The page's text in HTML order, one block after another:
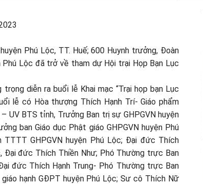
Phú Lộc, TT. Huế; 600 Huynh trưởng, Đoàn
Lộc đã trở về tham dự Hội trại Họp Bạn Lục
diễn ra buổi lễ Khai mạc “Trại họp bạn Lục
lễ có Hòa thượng Thích Hạnh Trí- Giáo phẩm
UV BTS tỉnh, Trưởng Ban trị sự GHPGVN huyện
ban Giáo dục Phật giáo GHPGVN huyện Phú
GHPGVN huyện Phú Lộc; Đại đức Thích
Đại đức Thích Thiền Như; Phó Thường trực Ban
đức Thích Hạnh Trung- Phó Thường trực Ban
hạnh GĐPT huyện Phú Lộc; Sư cô Thích Nữ